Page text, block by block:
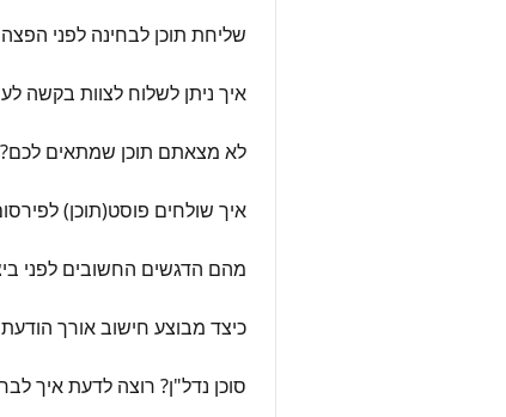
שליחת תוכן לבחינה לפני הפצה
איך ניתן לשלוח לצוות בקשה
לא מצאתם תוכן שמתאים לכם?
איך שולחים פוסט(תוכן)
מהם הדגשים החשובים לפני ביצוע
כיצד מבוצע חישוב אורך הודעת SMS - סמס
סוכן נדל"ן? רוצה לדעת איך